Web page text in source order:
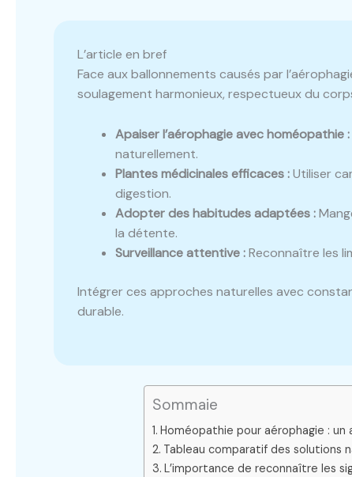
L’article en bref
Face aux ballonnements causés par
soulagement harmonieux, respectueux du
Apaiser l’aérophagie avec homéopathie :
naturellement.
Plantes médicinales efficaces :Utiliser
digestion.
Adopter des habitudes adaptées :
la détente.
Surveillance attentive :Reconnaître les
Intégrer ces approches naturelles avec
durable.
Sommaie
Homéopathie pour aérophagie :
Tableau comparatif des solutions
L’importance de reconnaître les